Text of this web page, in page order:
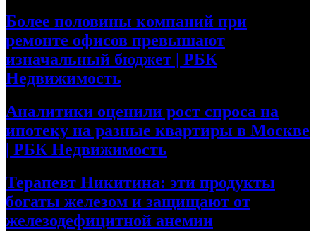
Более половины компаний при
ремонте офисов превышают
изначальный бюджет | РБК
Недвижимость
Аналитики оценили рост спроса на
ипотеку на разные квартиры в Москве
| РБК Недвижимость
Терапевт Никитина: эти продукты
богаты железом и защищают от
железодефицитной анемии